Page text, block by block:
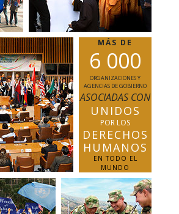
MÁS DE
6 000
ORGANIZACIONES Y
AGENCIAS DE GOBIERNO
ASOCIADAS CON
UNIDOS
POR LOS
DERECHOS
HUMANOS
EN TODO EL
MUNDO